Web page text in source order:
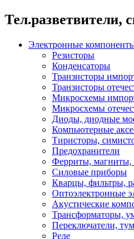
Тел.разветвители,
Электронные
Резисторы
Конденсаторы
Транзисторы
Транзисторы
Микросхемы
Микросхемы
Диоды, диодные
Компьютерные
Тиристоры,
Предохранители
Ферриты, магниты,
Силовые приборы
Кварцы, фильтры,
Оптоэлектронные
Акустические
Трансформаторы,
Переключатели,
Реле